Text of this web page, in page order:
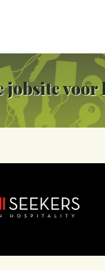
jobsite voor